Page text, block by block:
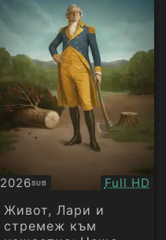
2026SUB
Субтитри Full HD
Живот, Лари и
стремеж към